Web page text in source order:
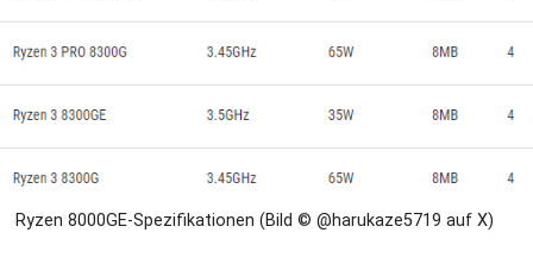
Ryzen 8000GE-Spezifikationen (Bild © @harukaze5719 auf X)